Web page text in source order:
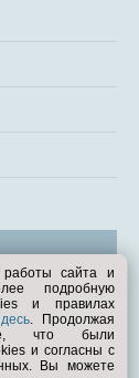
сайта и
подробную
и правилах
. Продолжая
что были
и согласны с
Вы можете